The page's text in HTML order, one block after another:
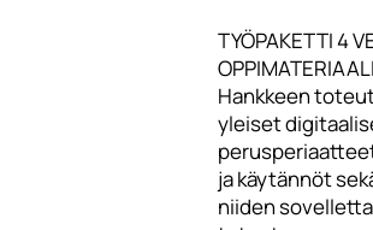
TYÖPAKETTI 4
Hankkeen
yleiset
ja käytännöt
niiden